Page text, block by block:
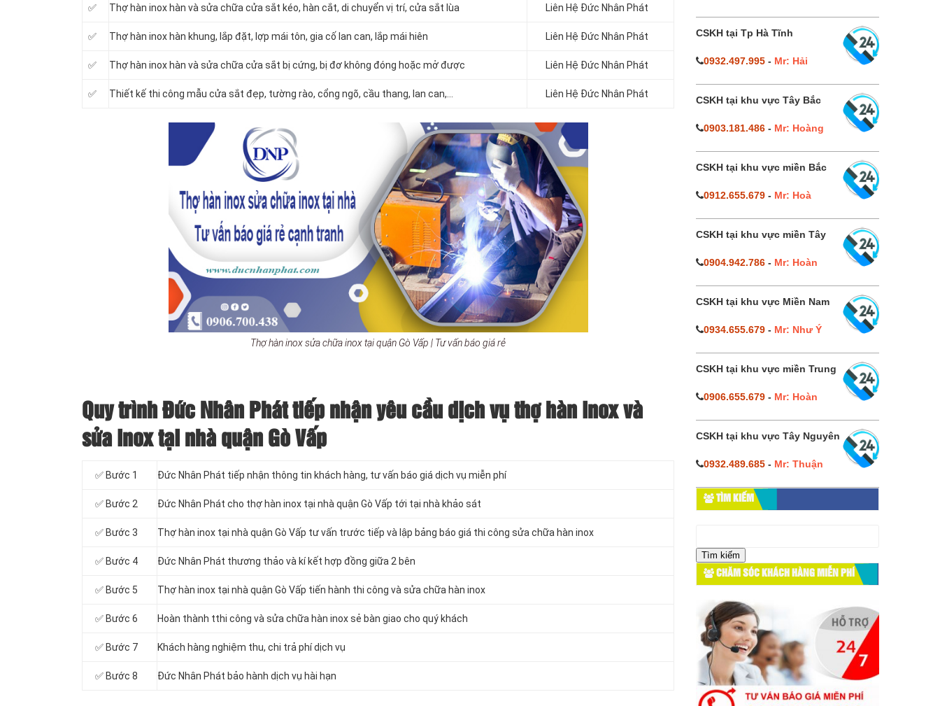
✅ Thợ hàn inox hàn và sửa chữa cửa sắt kéo, hàn cắt, di chuyển vị trí, cửa sắt lùa Liên Hệ Đức Nhân Phát
✅ Thợ hàn inox hàn khung, lắp đặt, lợp mái tôn, gia cố lan can, lắp mái hiên Liên Hệ Đức Nhân Phát
✅ Thợ hàn inox hàn và sửa chữa cửa sắt bị cứng, bị đơ không đóng hoặc mở được Liên Hệ Đức Nhân Phát
✅ Thiết kế thi công mẫu cửa sắt đẹp, tường rào, cổng ngõ, cầu thang, lan can,… Liên Hệ Đức Nhân Phát
Thợ hàn inox sửa chữa inox tại quận Gò Vấp | Tư vấn báo giá rẻ
Quy trình Đức Nhân Phát tiếp nhận yêu cầu dịch vụ thợ hàn inox và
sửa inox tại nhà quận Gò Vấp
✅ Bước 1 Đức Nhân Phát tiếp nhận thông tin khách hàng, tư vấn báo giá dịch vụ miễn phí
✅ Bước 2 Đức Nhân Phát cho thợ hàn inox tại nhà quận Gò Vấp tới tại nhà khảo sát
✅ Bước 3 Thợ hàn inox tại nhà quận Gò Vấp tư vấn trước tiếp và lập bảng báo giá thi công sửa chữa hàn inox
✅ Bước 4 Đức Nhân Phát thương thảo và kí kết hợp đồng giữa 2 bên
✅ Bước 5 Thợ hàn inox tại nhà quận Gò Vấp tiến hành thi công và sửa chữa hàn inox
✅ Bước 6 Hoàn thành tthi công và sửa chữa hàn inox sẻ bàn giao cho quý khách
✅ Bước 7 Khách hàng nghiệm thu, chi trả phí dịch vụ
✅ Bước 8 Đức Nhân Phát bảo hành dịch vụ hài hạn
CSKH tại Tp Hà Tĩnh
0932.497.995- Mr: Hải
CSKH tại khu vực Tây Bắc
0903.181.486- Mr: Hoàng
CSKH tại khu vực miền Bắc
0912.655.679- Mr: Hoà
CSKH tại khu vực miền Tây
0904.942.786- Mr: Hoàn
CSKH tại khu vực Miền Nam
0934.655.679- Mr: Như Ý
CSKH tại khu vực miền Trung
0906.655.679- Mr: Hoàn
CSKH tại khu vực Tây Nguyên
0932.489.685- Mr: Thuận
TÌM KIẾM
cho:
CHĂM SÓC KHÁCH HÀNG MIỄN PHÍ